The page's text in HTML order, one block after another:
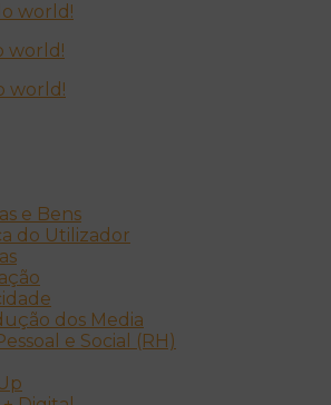
world!
world!
world!
e Bens
do Utilizador
dos Media
e Social (RH)